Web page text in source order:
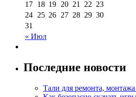
« Июл
17 18 19 20 21 22 23
24 25 26 27 28 29 30
31
Последние новости
Тали для ремонта,